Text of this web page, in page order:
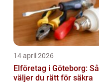
14 april 2026
Elföretag i Göteborg: Så
väljer du rätt för säkra